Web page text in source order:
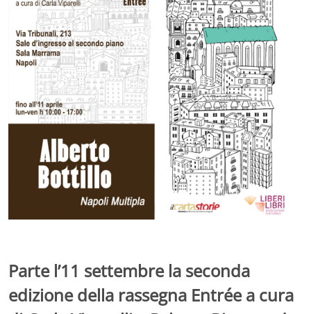
Parte l’11 settembre la seconda
edizione della rassegna Entrée a cura